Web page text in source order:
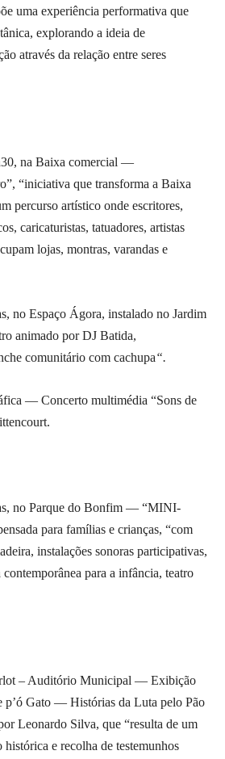
uma experiência performativa que
explorando a ideia de
através da relação entre seres
na Baixa comercial —
“iniciativa que transforma a Baixa
percurso artístico onde escritores,
caricaturistas, tatuadores, artistas
lojas, montras, varandas e
no Espaço Ágora, instalado no Jardim
animado por DJ Batida,
comunitário com cachupa“.
— Concerto multimédia “Sons de
no Parque do Bonfim — “MINI-
para famílias e crianças, “com
instalações sonoras participativas,
para a infância, teatro
– Auditório Municipal — Exibição
p’ó Gato — Histórias da Luta pelo Pão
Leonardo Silva, que “resulta de um
e recolha de testemunhos